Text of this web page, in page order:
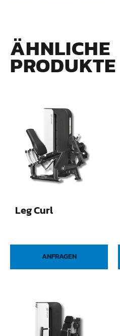
ÄHNLICHE
PRODUKTE
Leg Curl
ANFRAGEN